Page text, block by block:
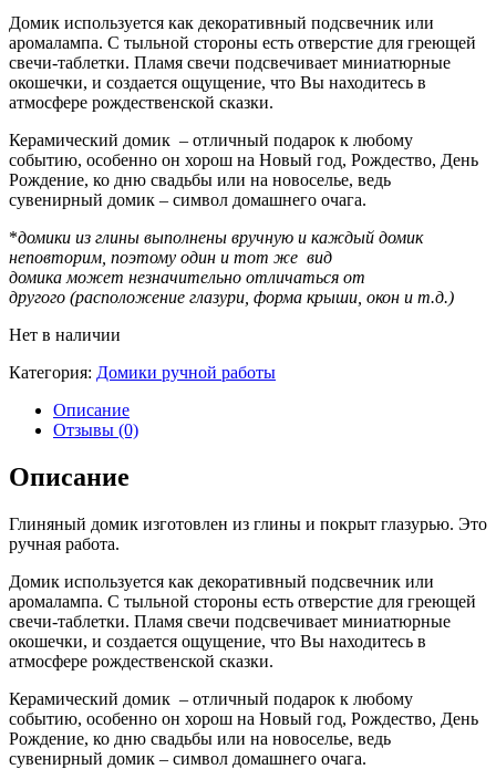
Домик используется как декоративный подсвечник или
аромалампа. С тыльной стороны есть отверстие для греющей
свечи-таблетки. Пламя свечи подсвечивает миниатюрные
окошечки, и создается ощущение, что Вы находитесь в
атмосфере рождественской сказки.
Керамический домик – отличный подарок к любому
событию, особенно он хорош на Новый год, Рождество, День
Рождение, ко дню свадьбы или на новоселье, ведь
сувенирный домик – символ домашнего очага.
*домики из глины выполнены вручную и каждый домик
неповторим, поэтому один и тот же вид
домика может незначительно отличаться от
другого (расположение глазури, форма крыши, окон и т.д.)
Нет в наличии
Категория: Домики ручной работы
Описание
Отзывы (0)
Описание
Глиняный домик изготовлен из глины и покрыт глазурью. Это
ручная работа.
Домик используется как декоративный подсвечник или
аромалампа. С тыльной стороны есть отверстие для греющей
свечи-таблетки. Пламя свечи подсвечивает миниатюрные
окошечки, и создается ощущение, что Вы находитесь в
атмосфере рождественской сказки.
Керамический домик – отличный подарок к любому
событию, особенно он хорош на Новый год, Рождество, День
Рождение, ко дню свадьбы или на новоселье, ведь
сувенирный домик – символ домашнего очага.